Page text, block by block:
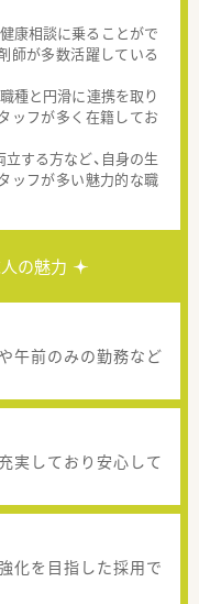
康相談に乗ることがで
師が多数活躍している
種と円滑に連携を取り
ッフが多く在籍してお
する方など、自身の生
ッフが多い魅力的な職
の魅力
午前のみの勤務など
実しており安心して
化を目指した採用で